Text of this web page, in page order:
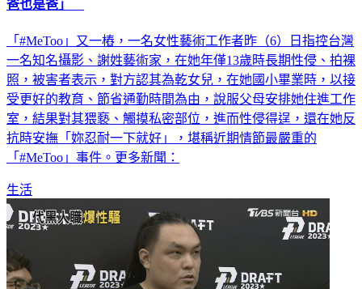
爸也是爸」
「#MeToo」又一樁，一名女性藝術工作者昨（6）日指控台灣
一名知名攝影、謝姓藝術家，在她年僅13歲時長期性侵、拍裸
照，被害者表示，對方認其為乾女兒，在她國小畢業時，以接
受更好的教育、節省通勤時間為由，說服父母安排她住進工作
室，結果對其猥褻、觸摸私密部位，進而性侵得逞，還在她反
抗時安撫「妳忍耐一下就好」，堪稱近期情節最嚴重的
「#MeToo」事件。更多新聞：
生活